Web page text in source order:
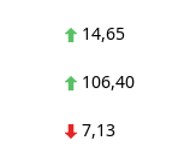
14,65
106,40
7,13